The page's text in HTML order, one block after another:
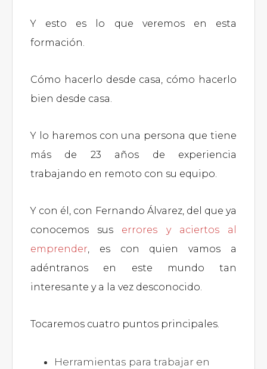
Y esto es lo que veremos en esta
formación.
Cómo hacerlo desde casa, cómo hacerlo
bien desde casa.
Y lo haremos con una persona que tiene
más de 23 años de experiencia
trabajando en remoto con su equipo.
Y con él, con Fernando Álvarez, del que ya
conocemos sus errores y aciertos al
emprender, es con quien vamos a
adéntranos en este mundo tan
interesante y a la vez desconocido.
Tocaremos cuatro puntos principales.
Herramientas para trabajar en